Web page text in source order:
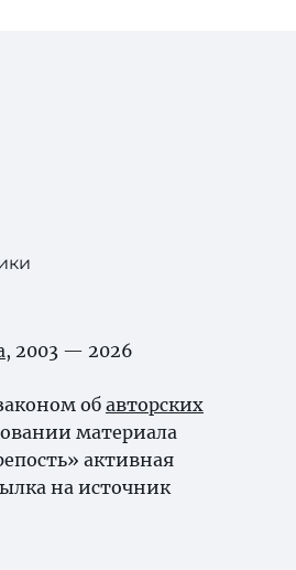
, 2003 — 2026
об авторских
материала
активная
на источник